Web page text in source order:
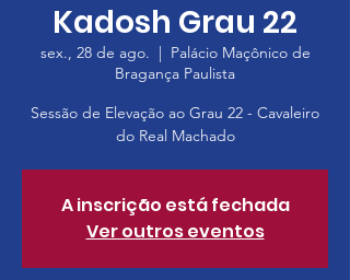
Kadosh Grau 22
sex., 28 de ago.
  |
Palácio Maçônico de
Bragança Paulista
Sessão de Elevação ao Grau 22 - Cavaleiro
do Real Machado
A inscrição está fechada
Ver outros eventos